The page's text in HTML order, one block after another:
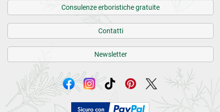
Consulenze erboristiche gratuite
Contatti
Newsletter